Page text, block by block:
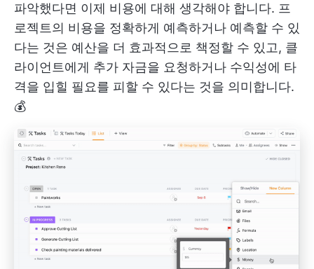
파악했다면 이제 비용에 대해 생각해야 합니다. 프
로젝트의 비용을 정확하게 예측하거나 예측할 수 있
다는 것은 예산을 더 효과적으로 책정할 수 있고, 클
라이언트에게 추가 자금을 요청하거나 수익성에 타
격을 입힐 필요를 피할 수 있다는 것을 의미합니다.
💰